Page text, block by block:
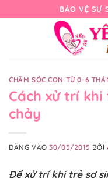
BẢO VỆ SỰ
CHĂM SÓC CON TỪ 0-6
Cách xử trí
chảy
ĐĂNG VÀO30/05/2015 BỞI
Để xử trí khi trẻ sơ